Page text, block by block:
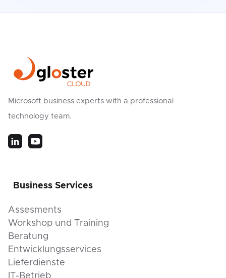
Microsoft business experts with a professional
technology team.
Business Services
Assesments
Workshop und Training
Beratung
Entwicklungsservices
Lieferdienste
IT-Betrieb